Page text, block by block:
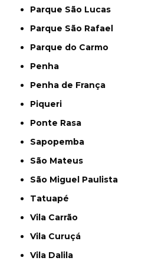
Parque São Lucas
Parque São Rafael
Parque do Carmo
Penha
Penha de França
Piqueri
Ponte Rasa
Sapopemba
São Mateus
São Miguel Paulista
Tatuapé
Vila Carrão
Vila Curuçá
Vila Dalila